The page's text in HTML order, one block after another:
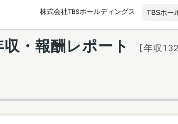
株式会社TBSホールディングス
・報酬レポート
【年収